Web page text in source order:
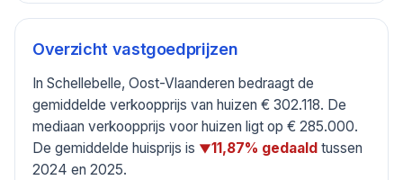
Overzicht vastgoedprijzen
In Schellebelle, Oost-Vlaanderen bedraagt de
gemiddelde verkoopprijs van huizen € 302.118. De
mediaan verkoopprijs voor huizen ligt op € 285.000.
De gemiddelde huisprijs is ▼11,87% gedaald tussen
2024 en 2025.